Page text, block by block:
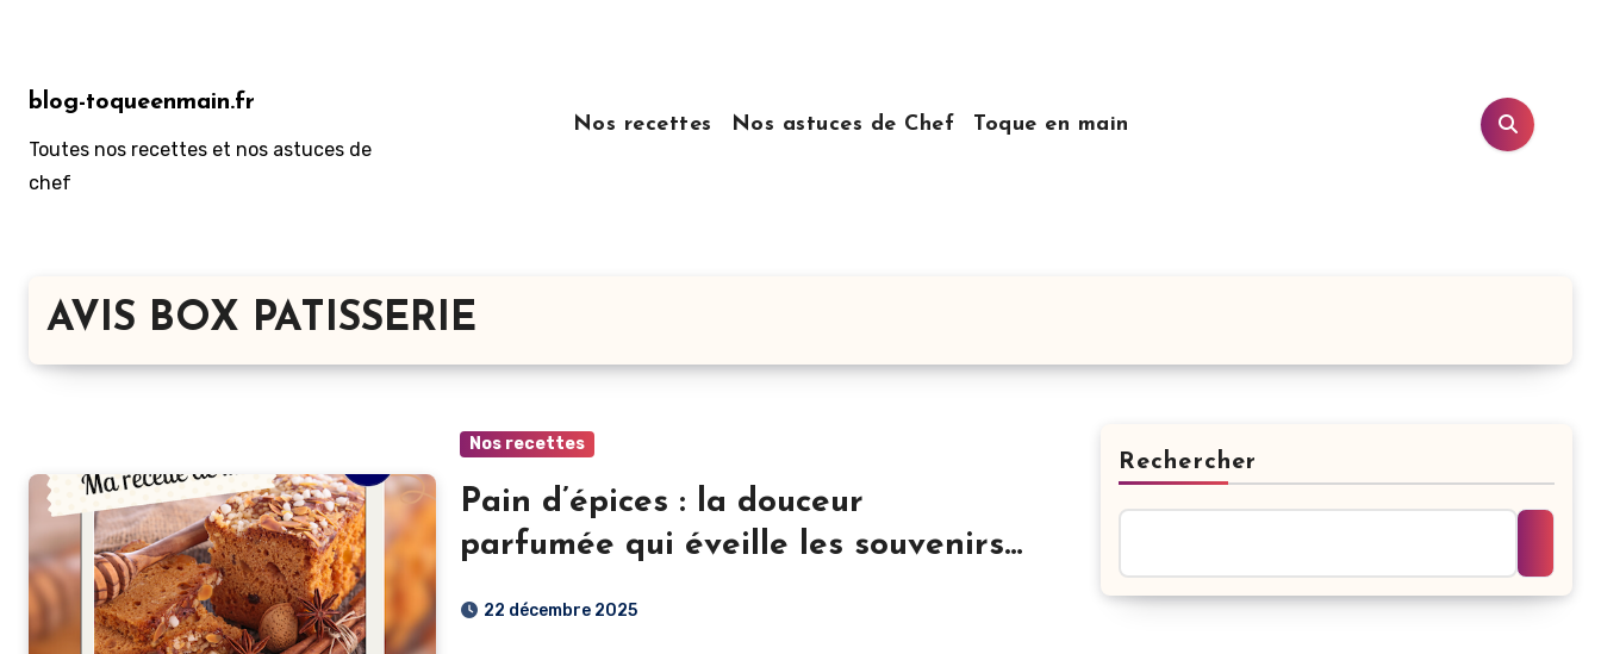
principal
blog-toqueenmain.fr
Toutes nos recettes et nos astuces de
chef
Nos recettes Nos astuces de Chef Toque en main
AVIS BOX PATISSERIE
Nos recettes
Pain d’épices : la douceur
parfumée qui éveille les souvenirs
22 décembre 2025
Rechercher